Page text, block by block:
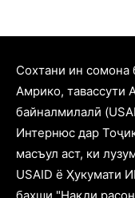
Cохтани ин
Амрико, тавассути
байналмилалӣ
Интернюс дар
масъул аст, ки
USAID ё Ҳукумати